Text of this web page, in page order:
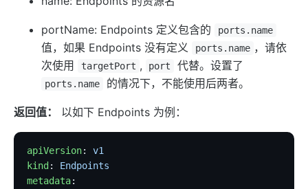
portName: Endpoints 定义包含的 ports.name
值，如果 Endpoints 没有定义 ports.name ，请依
次使用
targetPort , port 代替。设置了
ports.name 的情况下，不能使用后两者。
返回值： 以如下 Endpoints 为例：
apiVersion: v1
kind : Endpoints
metadata: